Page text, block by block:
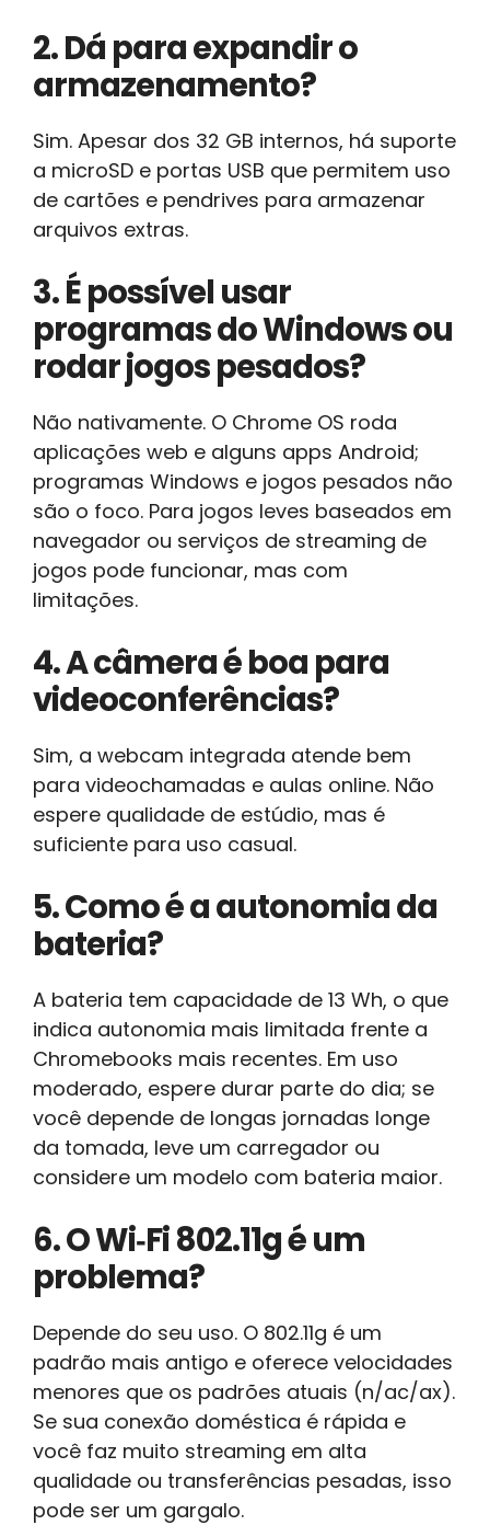
2. Dá para expandir o
armazenamento?
Sim. Apesar dos 32 GB internos, há suporte
a microSD e portas USB que permitem uso
de cartões e pendrives para armazenar
arquivos extras.
3. É possível usar
programas do Windows ou
rodar jogos pesados?
Não nativamente. O Chrome OS roda
aplicações web e alguns apps Android;
programas Windows e jogos pesados não
são o foco. Para jogos leves baseados em
navegador ou serviços de streaming de
jogos pode funcionar, mas com
limitações.
4. A câmera é boa para
videoconferências?
Sim, a webcam integrada atende bem
para videochamadas e aulas online. Não
espere qualidade de estúdio, mas é
suficiente para uso casual.
5. Como é a autonomia da
bateria?
A bateria tem capacidade de 13 Wh, o que
indica autonomia mais limitada frente a
Chromebooks mais recentes. Em uso
moderado, espere durar parte do dia; se
você depende de longas jornadas longe
da tomada, leve um carregador ou
considere um modelo com bateria maior.
6. O Wi‑Fi 802.11g é um
problema?
Depende do seu uso. O 802.11g é um
padrão mais antigo e oferece velocidades
menores que os padrões atuais (n/ac/ax).
Se sua conexão doméstica é rápida e
você faz muito streaming em alta
qualidade ou transferências pesadas, isso
pode ser um gargalo.